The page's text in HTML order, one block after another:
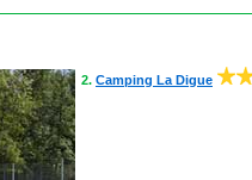
2. Camping La Digue